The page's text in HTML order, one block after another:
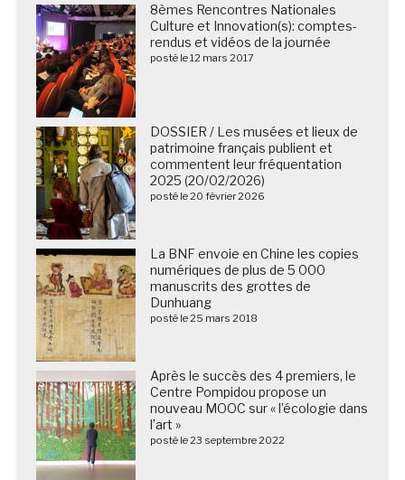
8èmes Rencontres Nationales
Culture et Innovation(s): comptes-
rendus et vidéos de la journée
posté le 12 mars 2017
DOSSIER / Les musées et lieux de
patrimoine français publient et
commentent leur fréquentation
2025 (20/02/2026)
posté le 20 février 2026
La BNF envoie en Chine les copies
numériques de plus de 5 000
manuscrits des grottes de
Dunhuang
posté le 25 mars 2018
Après le succès des 4 premiers, le
Centre Pompidou propose un
nouveau MOOC sur « l’écologie dans
l’art »
posté le 23 septembre 2022